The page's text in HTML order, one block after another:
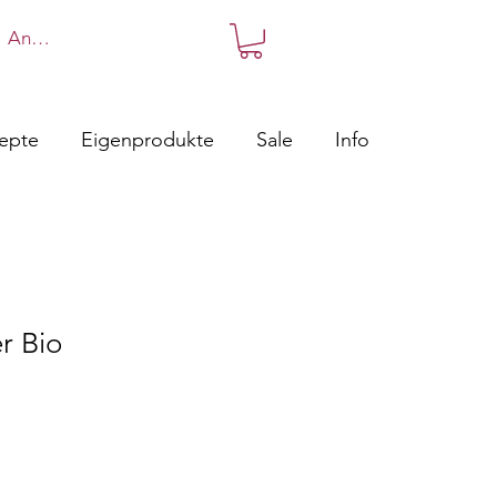
Anmelden
Eigenprodukte Sale Info
Bio